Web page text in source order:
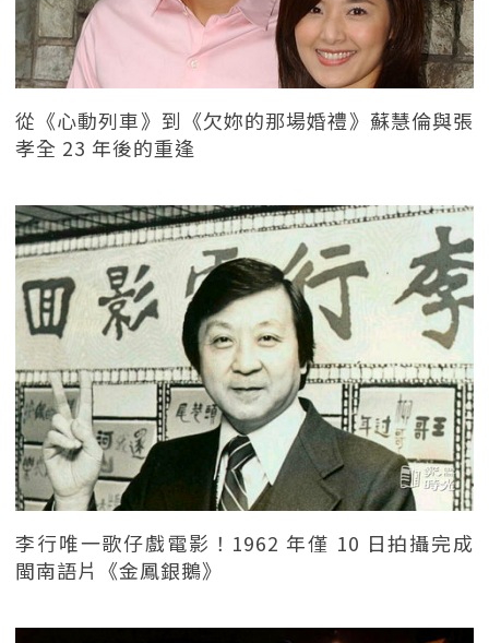
從《心動列車》到《欠妳的那場婚禮》蘇慧倫與張
孝全 23 年後的重逢
李行唯一歌仔戲電影！1962 年僅 10 日拍攝完成
閩南語片《金鳳銀鵝》